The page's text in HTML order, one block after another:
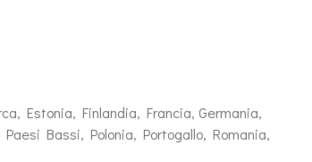
Estonia, Finlandia, Francia, Germania,
Bassi, Polonia, Portogallo, Romania,